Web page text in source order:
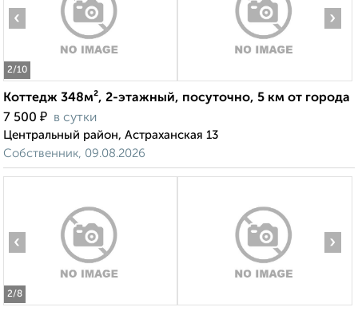
2/10
‹ ›
Коттедж 348м², 2-этажный, посуточно, 5 км от города
7 500 ₽ в сутки
Центральный район, Астраханская 13
Собственник, 09.08.2026
2/8
‹ ›